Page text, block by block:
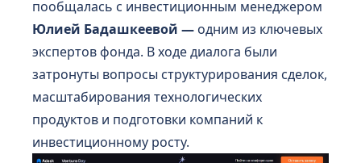
пообщалась с инвестиционным менеджером
Юлией Бадашкеевой — одним из ключевых
экспертов фонда. В ходе диалога были
затронуты вопросы структурирования сделок,
масштабирования технологических
продуктов и подготовки компаний к
инвестиционному росту.